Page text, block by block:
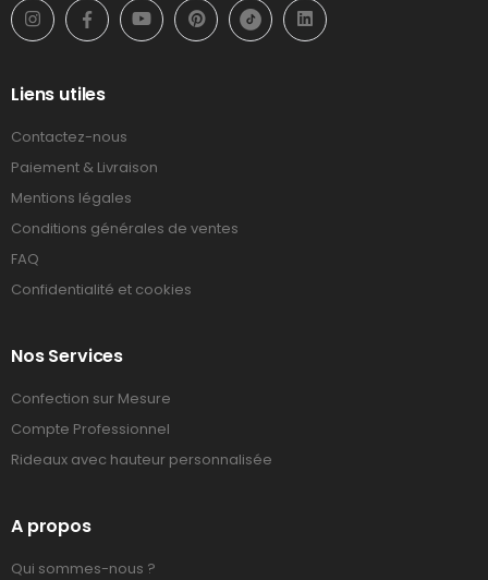
Liens utiles
Contactez-nous
Paiement & Livraison
Mentions légales
Conditions générales de ventes
FAQ
Confidentialité et cookies
Nos Services
Confection sur Mesure
Compte Professionnel
Rideaux avec hauteur personnalisée
A propos
Qui sommes-nous ?